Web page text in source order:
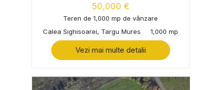
50,000 €
Teren de 1,000 mp de vânzare
Calea Sighisoarei, Targu Mures
1,000 mp
Vezi mai multe detalii